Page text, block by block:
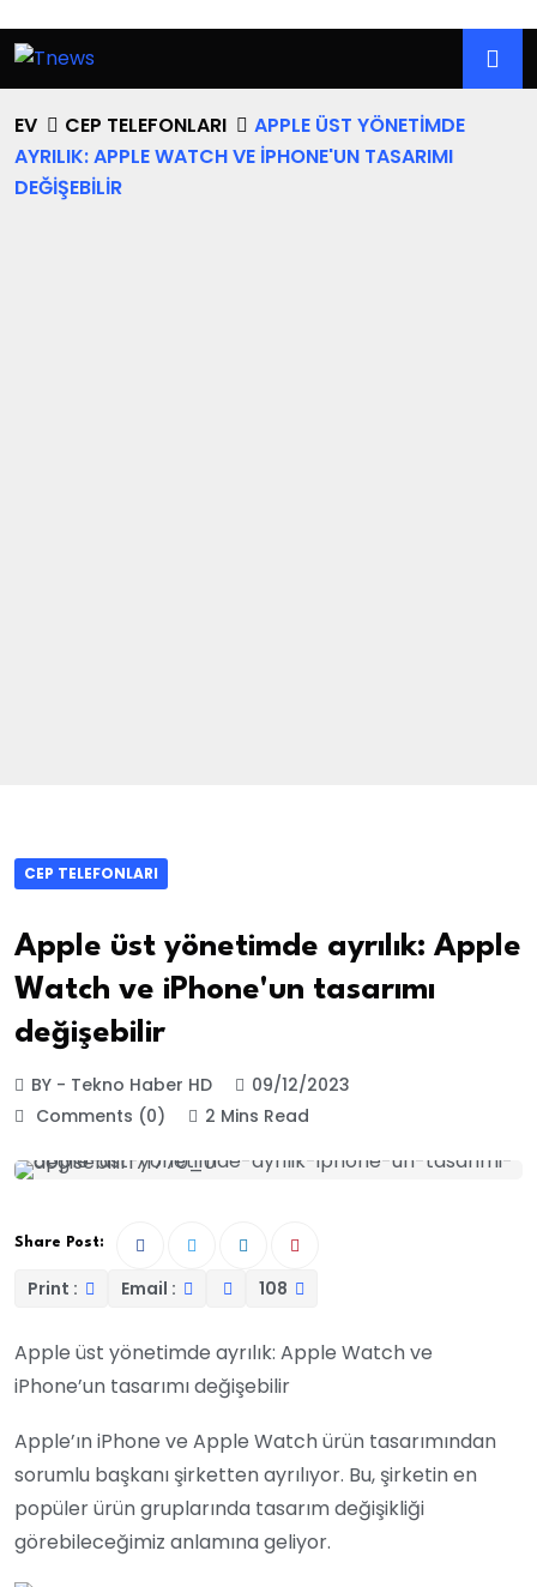
EV CEP TELEFONLARI
APPLE ÜST YÖNETIMDE
AYRILIK: APPLE WATCH VE IPHONE'UN TASARIMI
DEĞIŞEBILIR
CEP TELEFONLARI
Apple üst yönetimde ayrılık: Apple
Watch ve iPhone'un tasarımı
değişebilir
BY - Tekno Haber HD
09/12/2023
Comments (0)
2 Mins Read
Share Post:
Print : Email : 108
Apple üst yönetimde ayrılık: Apple Watch ve
iPhone’un tasarımı değişebilir
Apple’ın iPhone ve Apple Watch ürün tasarımından
sorumlu başkanı şirketten ayrılıyor. Bu, şirketin en
popüler ürün gruplarında tasarım değişikliği
görebileceğimiz anlamına geliyor.